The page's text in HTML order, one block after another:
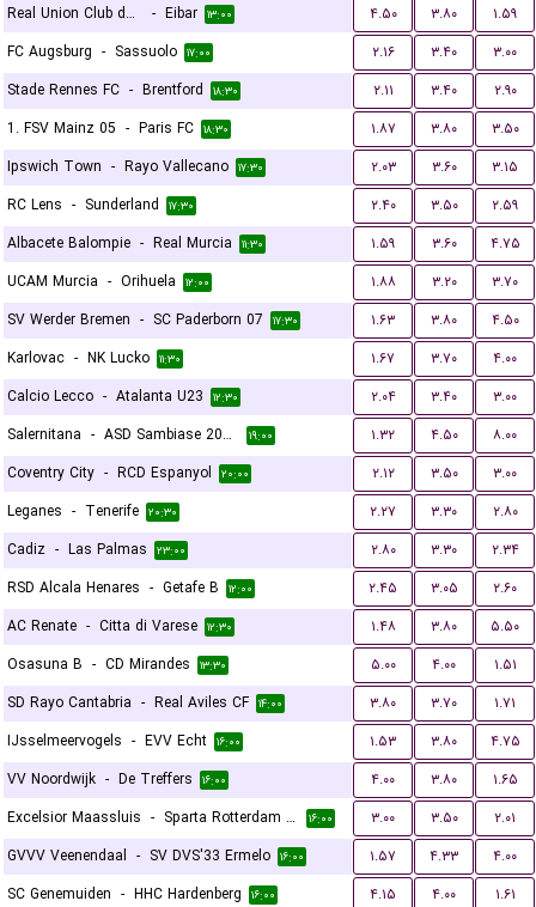
Real Union Club de Irun
- Eibar ۱۳:۰۰ ۴.۵۰ ۳.۸۰
۱.۵۹
FC Augsburg - Sassuolo ۱۷:۰۰ ۲.۱۶ ۳.۴۰
۳.۰۰
Stade Rennes FC - Brentford ۱۸:۳۰ ۲.۱۱ ۳.۴۰
۲.۹۰
1. FSV Mainz 05 - Paris FC ۱۸:۳۰ ۱.۸۷ ۳.۸۰
۳.۵۰
Ipswich Town - Rayo Vallecano ۱۷:۳۰ ۲.۰۳ ۳.۶۰
۳.۱۵
RC Lens - Sunderland ۱۷:۳۰ ۲.۴۰ ۳.۵۰
۲.۵۹
Albacete Balompie - Real Murcia ۱۱:۳۰ ۱.۵۹ ۳.۶۰
۴.۷۵
UCAM Murcia - Orihuela ۱۲:۰۰ ۱.۸۸ ۳.۲۰
۳.۷۰
SV Werder Bremen - SC Paderborn 07 ۱۷:۳۰ ۱.۶۳ ۳.۸۰
۴.۵۰
Karlovac - NK Lucko ۱۱:۳۰ ۱.۶۷ ۳.۷۰
۴.۰۰
Calcio Lecco - Atalanta U23 ۱۲:۳۰ ۲.۰۴ ۳.۴۰
۳.۰۰
Salernitana - ASD Sambiase 2023 ۱۹:۰۰ ۱.۳۲ ۴.۵۰
۸.۰۰
Coventry City - RCD Espanyol ۲۰:۰۰ ۲.۱۲ ۳.۵۰
۳.۰۰
Leganes - Tenerife ۲۰:۳۰ ۲.۲۷ ۳.۳۰
۲.۸۰
Cadiz - Las Palmas ۲۳:۰۰ ۲.۸۰ ۳.۳۰
۲.۳۴
RSD Alcala Henares - Getafe B ۱۲:۰۰ ۲.۴۵ ۳.۰۵
۲.۶۰
AC Renate - Citta di Varese ۱۲:۳۰ ۱.۴۸ ۳.۸۰
۵.۵۰
Osasuna B - CD Mirandes ۱۳:۳۰ ۵.۰۰ ۴.۰۰
۱.۵۱
SD Rayo Cantabria - Real Aviles CF ۱۴:۰۰ ۳.۸۰ ۳.۷۰
۱.۷۱
IJsselmeervogels - EVV Echt ۱۶:۰۰ ۱.۵۳ ۳.۸۰
۴.۷۵
VV Noordwijk - De Treffers ۱۶:۰۰ ۴.۰۰ ۳.۸۰
۱.۶۵
Excelsior Maassluis - Sparta Rotterdam Reserves ۱۶:۰۰ ۳.۰۰ ۳.۵۰
۲.۰۱
GVVV Veenendaal - SV DVS'33 Ermelo ۱۶:۰۰ ۱.۵۷ ۴.۳۳
۴.۰۰
SC Genemuiden - HHC Hardenberg ۱۶:۰۰ ۴.۱۵ ۴.۰۰
۱.۶۱